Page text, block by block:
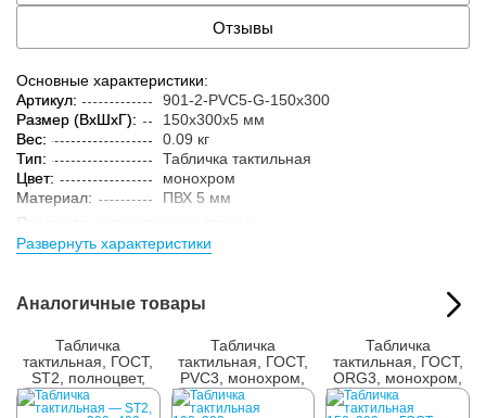
Отзывы
Основные характеристики:
Артикул:
901-2-PVC5-G-150x300
Размер (ВxШxГ):
150x300x5 мм
Вес:
0.09 кг
Тип:
Табличка тактильная
Цвет:
монохром
Материал:
ПВХ 5 мм
Параметры упакованного товара:
Размер (ВxШxГ):
160x310x15 мм
упаковке:
Развернуть характеристики
Аналогичные товары
Табличка
тактильная, ГОСТ,
ST2, полноцвет,
300x400 мм
Табличка
тактильная, ГОСТ,
PVC3, монохром,
100x300 мм
Табличка
тактильная, ГОСТ,
ORG3, монохром,
150x300 мм